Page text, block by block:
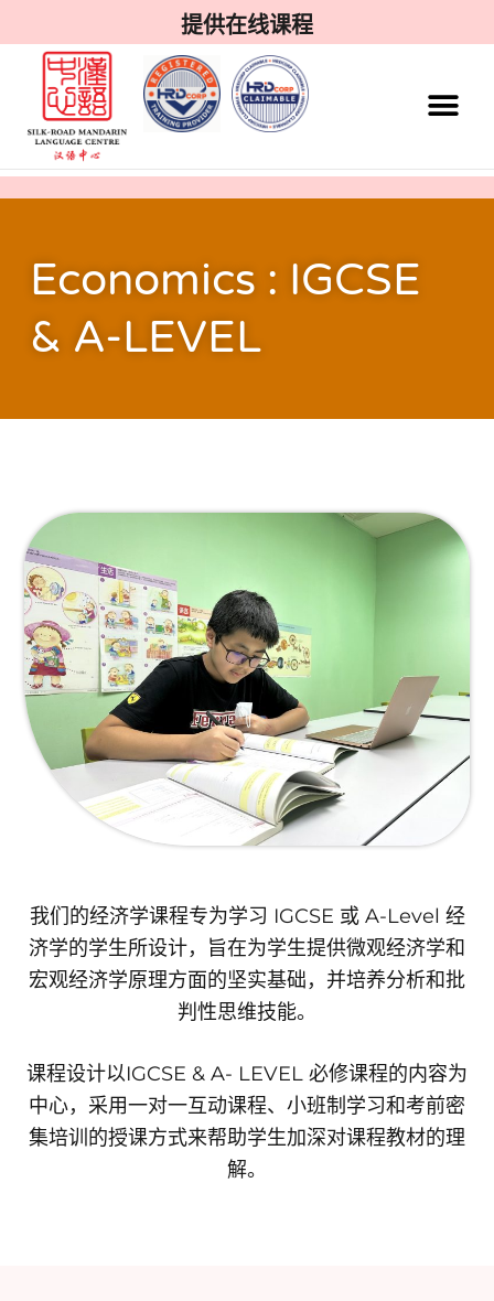
提供在线课程
Economics : IGCSE
& A-LEVEL
我们的经济学课程专为学习 IGCSE 或 A-Level 经
济学的学生所设计，旨在为学生提供微观经济学和
宏观经济学原理方面的坚实基础，并培养分析和批
判性思维技能。
课程设计以IGCSE & A- LEVEL 必修课程的内容为
中心，采用一对一互动课程、小班制学习和考前密
集培训的授课方式来帮助学生加深对课程教材的理
解。